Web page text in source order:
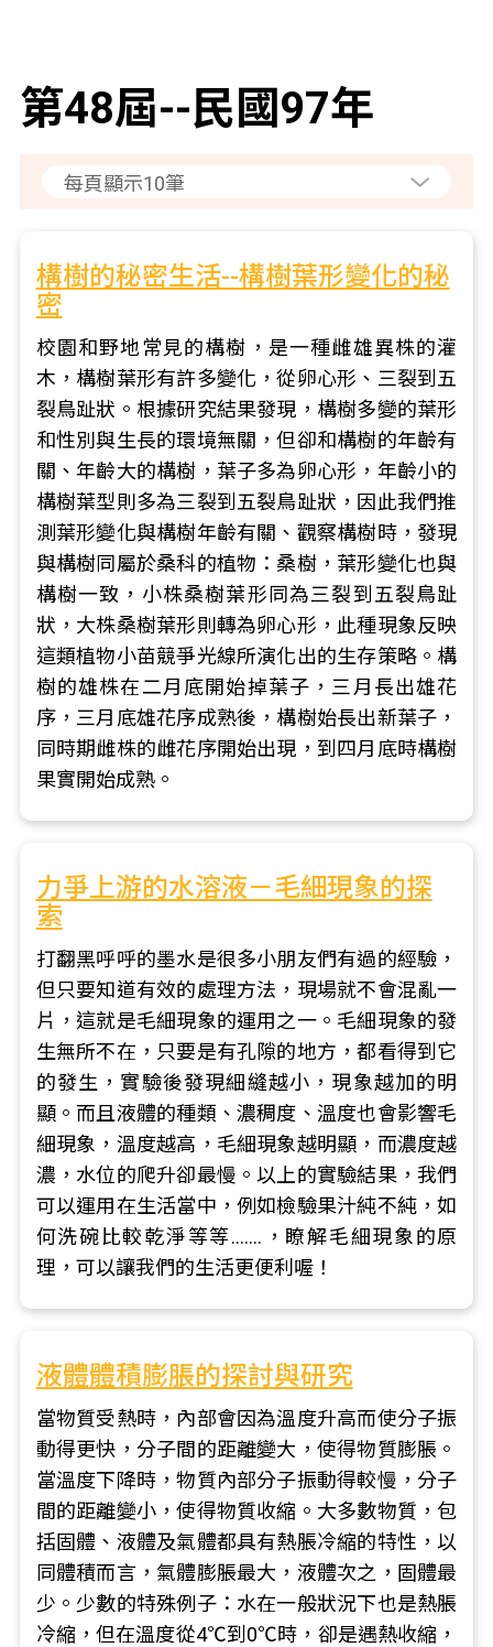
第48屆--民國97年
構樹的秘密生活--構樹葉形變化的秘
密
校園和野地常見的構樹，是一種雌雄異株的灌
木，構樹葉形有許多變化，從卵心形、三裂到五
裂鳥趾狀。根據研究結果發現，構樹多變的葉形
和性別與生長的環境無關，但卻和構樹的年齡有
關、年齡大的構樹，葉子多為卵心形，年齡小的
構樹葉型則多為三裂到五裂鳥趾狀，因此我們推
測葉形變化與構樹年齡有關、觀察構樹時，發現
與構樹同屬於桑科的植物：桑樹，葉形變化也與
構樹一致，小株桑樹葉形同為三裂到五裂鳥趾
狀，大株桑樹葉形則轉為卵心形，此種現象反映
這類植物小苗競爭光線所演化出的生存策略。構
樹的雄株在二月底開始掉葉子，三月長出雄花
序，三月底雄花序成熟後，構樹始長出新葉子，
同時期雌株的雌花序開始出現，到四月底時構樹
果實開始成熟。
力爭上游的水溶液－毛細現象的探
索
打翻黑呼呼的墨水是很多小朋友們有過的經驗，
但只要知道有效的處理方法，現場就不會混亂一
片，這就是毛細現象的運用之一。毛細現象的發
生無所不在，只要是有孔隙的地方，都看得到它
的發生，實驗後發現細縫越小，現象越加的明
顯。而且液體的種類、濃稠度、溫度也會影響毛
細現象，溫度越高，毛細現象越明顯，而濃度越
濃，水位的爬升卻最慢。以上的實驗結果，我們
可以運用在生活當中，例如檢驗果汁純不純，如
何洗碗比較乾淨等等…….，瞭解毛細現象的原
理，可以讓我們的生活更便利喔！
液體體積膨脹的探討與研究
當物質受熱時，內部會因為溫度升高而使分子振
動得更快，分子間的距離變大，使得物質膨脹。
當溫度下降時，物質內部分子振動得較慢，分子
間的距離變小，使得物質收縮。大多數物質，包
括固體、液體及氣體都具有熱脹冷縮的特性，以
同體積而言，氣體膨脹最大，液體次之，固體最
少。少數的特殊例子：水在一般狀況下也是熱脹
冷縮，但在溫度從4℃到0℃時，卻是遇熱收縮，